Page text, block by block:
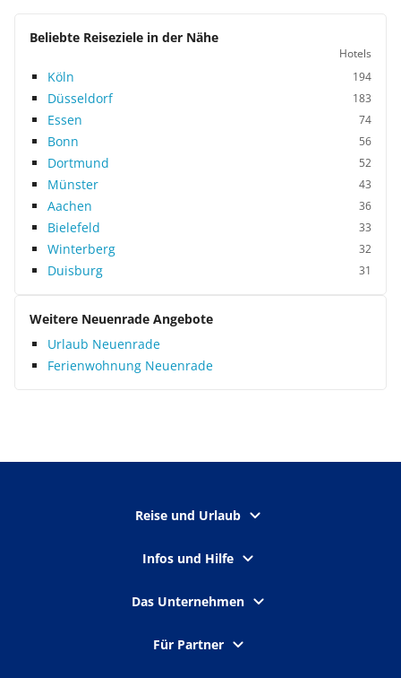
Beliebte Reiseziele in der Nähe
Hotels
Köln 194
Düsseldorf 183
Essen 74
Bonn 56
Dortmund 52
Münster 43
Aachen 36
Bielefeld 33
Winterberg 32
Duisburg 31
Weitere Neuenrade Angebote
Urlaub Neuenrade
Ferienwohnung Neuenrade
Reise und Urlaub
Infos und Hilfe
Das Unternehmen
Für Partner